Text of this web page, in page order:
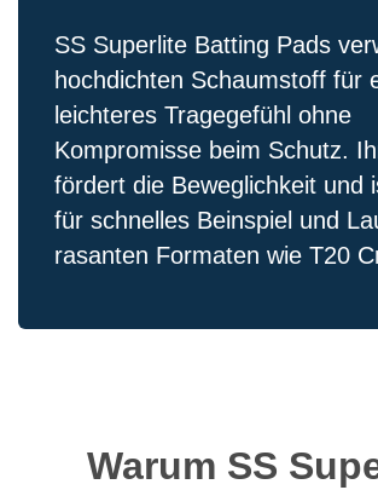
SS Superlite Batting Pads
hochdichten Schaumstoff für
leichteres Tragegefühl ohne
Kompromisse beim Schutz.
fördert die Beweglichkeit und
für schnelles Beinspiel und
rasanten Formaten wie T20
Warum SS